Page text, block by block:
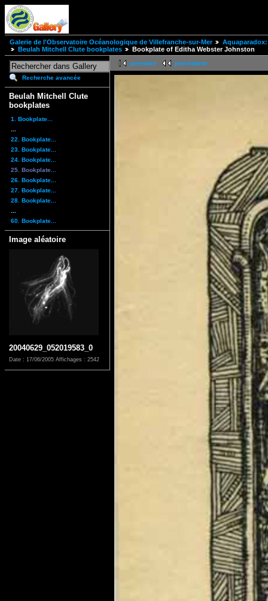
Galerie de l'Observatoire Océanologique de Villefranche-sur-Mer
Beulah Mitchell Clute bookplates
Bookplate of Editha Webster Johnston
Recherche avancée
Beulah Mitchell Clute
bookplates
1. Bookplate...
22. Bookplate...
23. Bookplate...
24. Bookplate...
25. Bookplate...
26. Bookplate...
27. Bookplate...
28. Bookplate...
60. Bookplate...
Image aléatoire
20040629_052019583_0
Date : 17/06/2005 Affichages : 2542
première précédente